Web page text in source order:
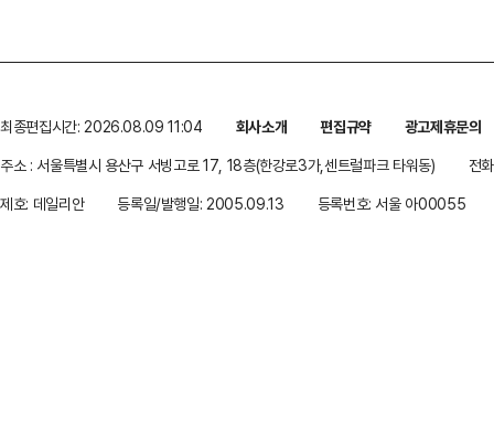
최종편집시간: 2026.08.09 11:04 회사소개 편집규약
광고제휴문의
주소 : 서울특별시 용산구 서빙고로 17, 18층(한강로3가,센트럴파크 타워동)
전
제호: 데일리안
등록일/발행일: 2005.09.13 등록번호: 서울 아00055